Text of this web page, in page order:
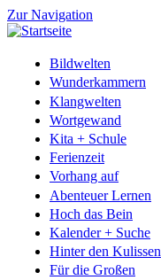
Zur Navigation
Bildwelten
Wunderkammern
Klangwelten
Wortgewand
Kita + Schule
Ferienzeit
Vorhang auf
Abenteuer Lernen
Hoch das Bein
Kalender + Suche
Hinter den Kulissen
Für die Großen